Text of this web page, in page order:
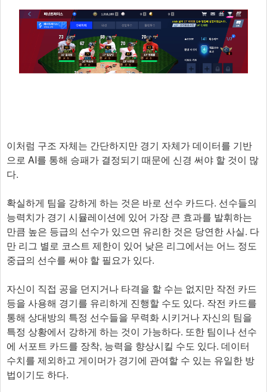
이처럼 구조 자체는 간단하지만 경기 자체가 데이터를 기반
으로 AI를 통해 승패가 결정되기 때문에 신경 써야 할 것이 많
다.
확실하게 팀을 강하게 하는 것은 바로 선수 카드다. 선수들의
능력치가 경기 시뮬레이션에 있어 가장 큰 효과를 발휘하는
만큼 높은 등급의 선수가 있으면 유리한 것은 당연한 사실. 다
만 리그 별로 코스트 제한이 있어 낮은 리그에서는 어느 정도
중급의 선수를 써야 할 필요가 있다.
자신이 직접 공을 던지거나 타격을 할 수는 없지만 작전 카드
등을 사용해 경기를 유리하게 진행할 수도 있다. 작전 카드를
통해 상대방의 특정 선수들을 무력화 시키거나 자신의 팀을
특정 상황에서 강하게 하는 것이 가능하다. 또한 팀이나 선수
에 서포트 카드를 장착, 능력을 향상시킬 수도 있다. 데이터
수치를 제외하고 게이머가 경기에 관여할 수 있는 유일한 방
법이기도 하다.